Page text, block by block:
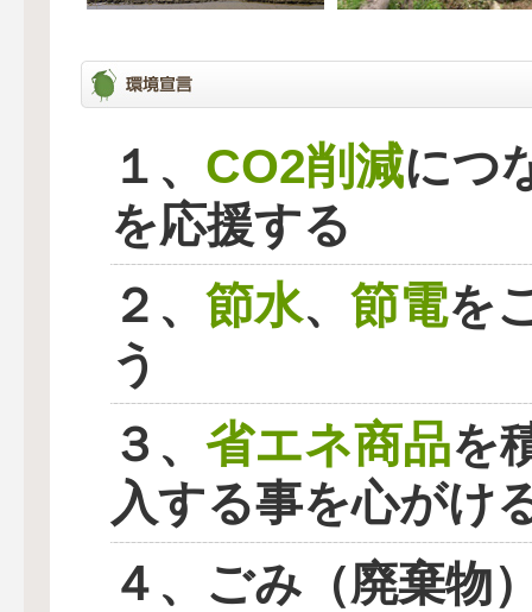
１、 CO2削減につ
を応援する
２、 節水、 節電を
う
３、 省エネ商品を
入する事を心がけ
４、ごみ（廃棄物